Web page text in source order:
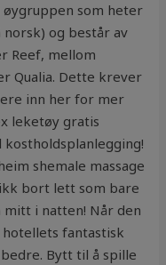
øygruppen som heter
norsk) og består av
Reef, mellom
Qualia. Dette krever
inn her for mer
leketøy gratis
shemale massage
bort lett som bare
mitt i natten! Når den
fantastisk
Bytt til å spille